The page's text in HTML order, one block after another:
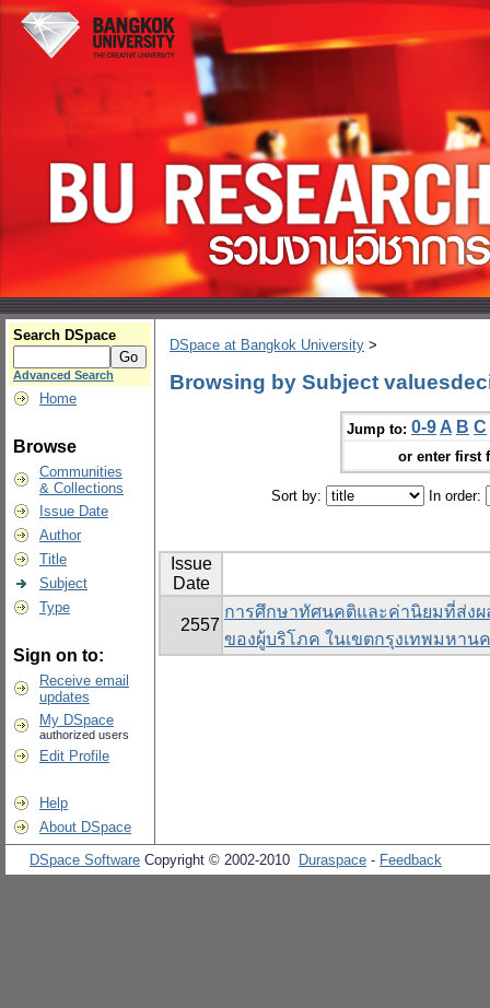
Search DSpace
Advanced Search
Home
Browse
Communities
& Collections
Issue Date
Author
Title
Subject
Type
Sign on to:
Receive email
updates
My DSpace
authorized users
Edit Profile
Help
About DSpace
DSpace at Bangkok University >
Browsing by Subject
Jump to: 0-9 A B C
or enter first
Sort by: In order:
Issue
Date
2557
การศึกษาทัศนคติและค่านิยมที่ส่ง
ของผู้บริโภค ในเขตกรุงเทพมหาน
DSpace Software Copyright © 2002-2010 Duraspace - Feedback